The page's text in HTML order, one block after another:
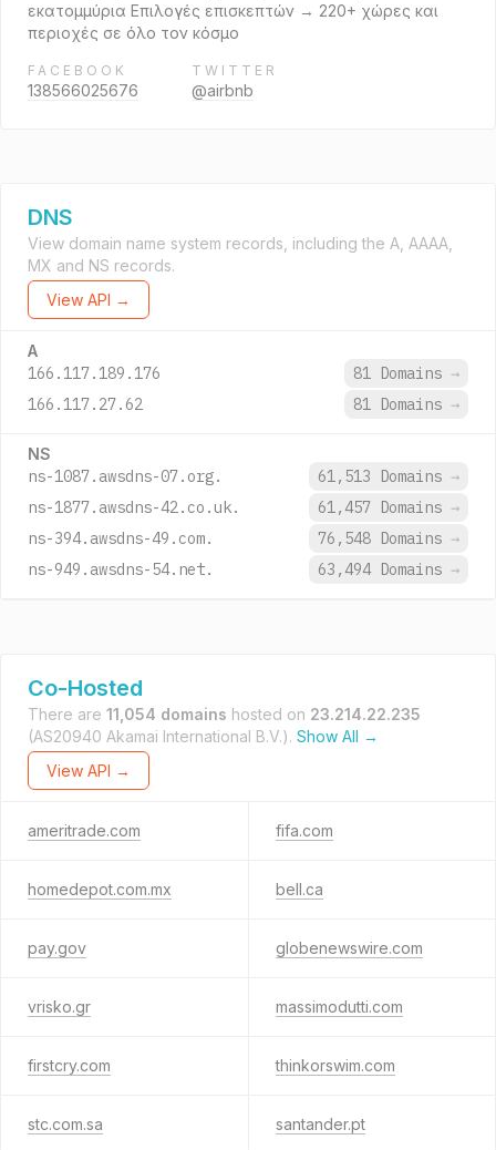
εκατομμύρια Επιλογές επισκεπτών → 220+ χώρες και
περιοχές σε όλο τον κόσμο
FACEBOOK
138566025676
TWITTER
@airbnb
DNS
View domain name system records, including the A, AAAA,
MX and NS records.
View API →
A
166.117.189.176 81 Domains →
166.117.27.62
81 Domains →
NS
ns-1087.awsdns-07.org. 61,513 Domains →
ns-1877.awsdns-42.co.uk.
61,457 Domains →
ns-394.awsdns-49.com.
76,548 Domains →
ns-949.awsdns-54.net.
63,494 Domains →
Co-Hosted
There are 11,054 domains hosted on 23.214.22.235
(AS20940 Akamai International B.V.). Show All →
View API →
ameritrade.com fifa.com
homedepot.com.mx bell.ca
pay.gov globenewswire.com
vrisko.gr massimodutti.com
firstcry.com thinkorswim.com
stc.com.sa santander.pt